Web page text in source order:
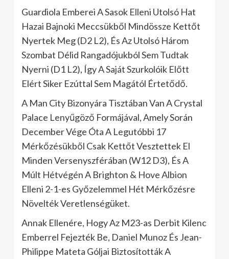
Guardiola Emberei A Sasok Elleni Utolsó Hat
Hazai Bajnoki Meccsükből Mindössze Kettőt
Nyertek Meg (D2 L2), És Az Utolsó Három
Szombat Délid Rangadójukból Sem Tudtak
Nyerni (D1 L2), Így A Saját Szurkolóik Előtt
Elért Siker Ezúttal Sem Magától Értetődő.
A Man City Bizonyára Tisztában Van A Crystal
Palace Lenyűgöző Formájával, Amely Során
December Vége Óta A Legutóbbi 17
Mérkőzésükből Csak Kettőt Vesztettek El
Minden Versenyszférában (W12 D3), És A
Múlt Hétvégén A Brighton & Hove Albion
Elleni 2-1-es Győzelemmel Hét Mérkőzésre
Növelték Veretlenségüket.
Annak Ellenére, Hogy Az M23-as Derbit Kilenc
Emberrel Fejezték Be, Daniel Munoz És Jean-
Philippe Mateta Góljai Biztosították A